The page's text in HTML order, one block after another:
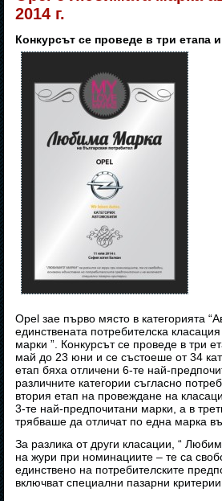
2014 г.
Конкурсът се проведе в три етапа
Opel зае първо място в категорията
единствената потребителска
марки ”. Конкурсът се проведе в три
май до 23 юни и се състоеше от 34
етап бяха отличени 6-те най-
различните категории съгласно
втория етап на провеждане на
3-те най-предпочитани марки, а в
трябваше да отличат по една марка
За разлика от други класации, “
на жури при номинациите – те са
единствено на потребителските
включват специални пазарни